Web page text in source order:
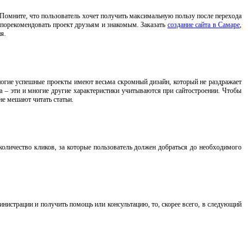
что пользователь хочет получить максимальную пользу после перехода
проект друзьям и знакомым. Заказать создание сайта в Самаре
успешные проекты имеют весьма скромный дизайн, который не раздражает
и многие другие характеристики учитываются при сайтостроении. Чтобы
мешают читать статьи.
кликов, за которые пользователь должен добраться до необходимого
и получить помощь или консультацию, то, скорее всего, в следующий